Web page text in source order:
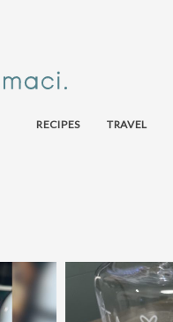
RECIPES TRAVEL